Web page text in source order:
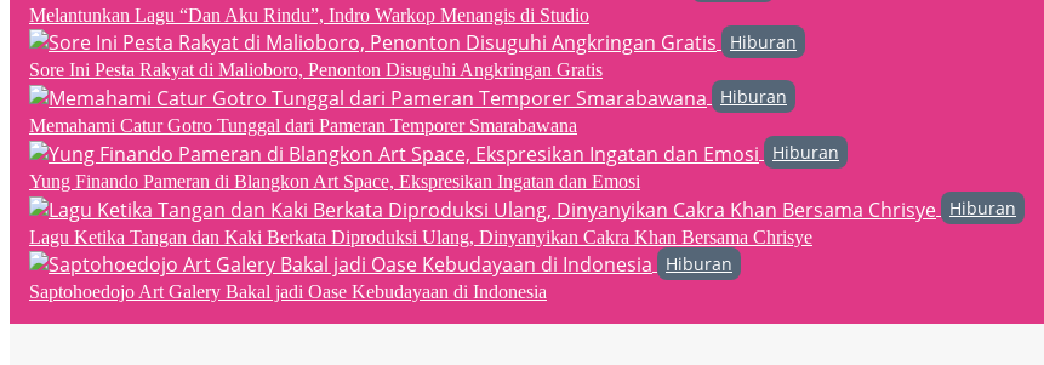
Melantunkan Lagu “Dan Aku Rindu”, Indro Warkop Menangis di Studio
Hiburan
Sore Ini Pesta Rakyat di Malioboro, Penonton Disuguhi Angkringan Gratis
Hiburan
Memahami Catur Gotro Tunggal dari Pameran Temporer Smarabawana
Hiburan
Yung Finando Pameran di Blangkon Art Space, Ekspresikan Ingatan dan Emosi
Hiburan
Lagu Ketika Tangan dan Kaki Berkata Diproduksi Ulang, Dinyanyikan Cakra Khan Bersama Chrisye
Hiburan
Saptohoedojo Art Galery Bakal jadi Oase Kebudayaan di Indonesia